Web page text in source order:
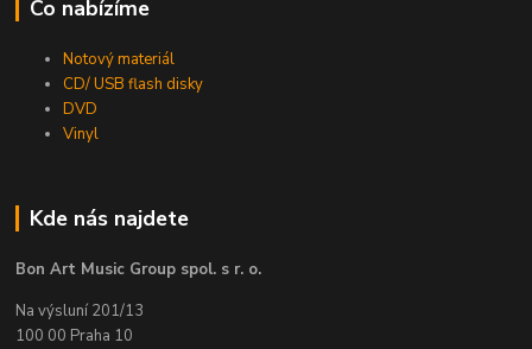
Co nabízíme
Notový materiál
CD/ USB flash disky
DVD
Vinyl
Kde nás najdete
Bon Art Music Group spol. s r. o.
Na výsluní 201/13
100 00 Praha 10